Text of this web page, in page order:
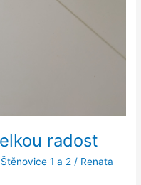
radost
Štěnovice 1 a 2 / Renata